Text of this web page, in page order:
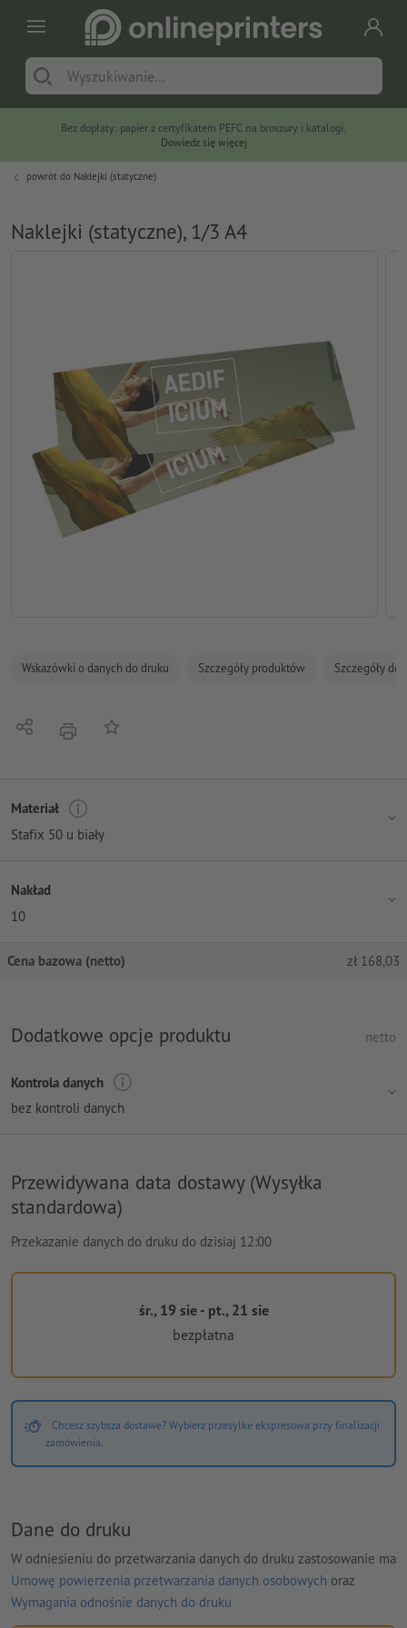
Bez dopłaty: papier z certyfikatem PEFC na broszury i katalogi.
Dowiedz się więcej
powrót do Naklejki (statyczne)
Naklejki (statyczne), 1/3 A4
Wskazówki o danych do druku Szczegóły produktów Szczegóły
UdostępnijNacisnąćDo listy obserwowanych
Materiał
Stafix 50 u biały
Nakład
10
Cena bazowa (netto) zł 168,03
Dodatkowe opcje produktu netto
Kontrola danych
bez kontroli danych
Przewidywana data dostawy (Wysyłka
standardowa)
Przekazanie danych do druku do dzisiaj 12:00
śr., 19 sie - pt., 21 sie
bezpłatna
Chcesz szybsza dostawe? Wybierz przesylke ekspresowa przy finalizacji
zamówienia.
Dane do druku
W odniesieniu do przetwarzania danych do druku zastosowanie ma
Umowę powierzenia przetwarzania danych osobowych oraz
Wymagania odnośnie danych do druku